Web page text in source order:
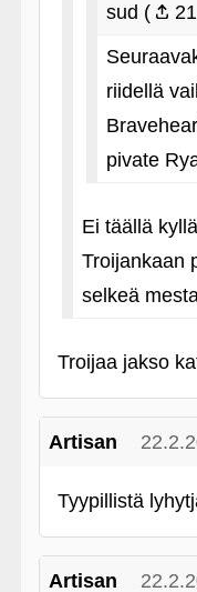
sud (
riidellä
pivate
Ei täällä
Troijankaan
selkeä
Troijaa jakso
Artisan
Tyypillistä
Artisan